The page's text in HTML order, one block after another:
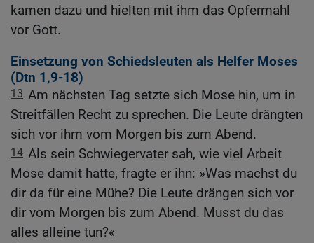
kamen dazu und hielten mit ihm das Opfermahl
vor Gott.
Einsetzung von Schiedsleuten als Helfer Moses
(Dtn 1,9-18)
13 Am nächsten Tag setzte sich Mose hin, um in
Streitfällen Recht zu sprechen. Die Leute drängten
sich vor ihm vom Morgen bis zum Abend.
14 Als sein Schwiegervater sah, wie viel Arbeit
Mose damit hatte, fragte er ihn: »Was machst du
dir da für eine Mühe? Die Leute drängen sich vor
dir vom Morgen bis zum Abend. Musst du das
alles alleine tun?«